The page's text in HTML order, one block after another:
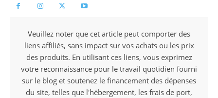
Veuillez noter que cet article peut comporter des
liens affiliés, sans impact sur vos achats ou les prix
des produits. En utilisant ces liens, vous exprimez
votre reconnaissance pour le travail quotidien fourni
sur le blog et soutenez le financement des dépenses
du site, telles que l'hébergement, les frais de port,